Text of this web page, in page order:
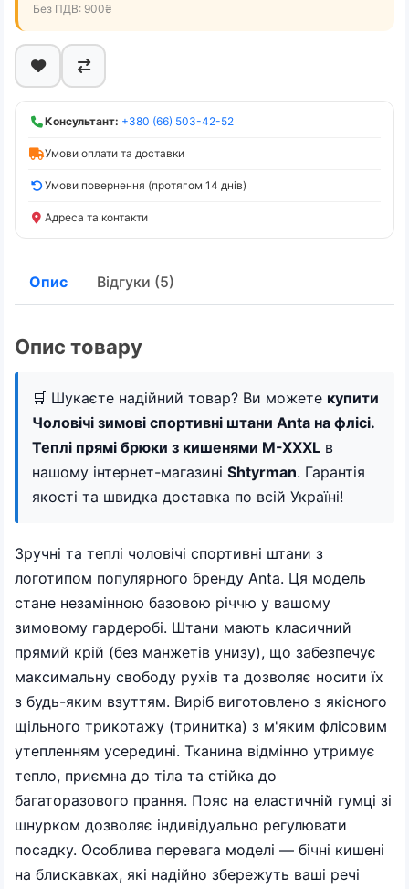
Без ПДВ: 900₴
Консультант: +380 (66) 503-42-52
Умови оплати та доставки
Умови повернення (протягом 14 днів)
Адреса та контакти
Опис Відгуки (5)
Опис товару
🛒 Шукаєте надійний товар? Ви можете купити
Чоловічі зимові спортивні штани Anta на флісі.
Теплі прямі брюки з кишенями M-XXXL в
нашому інтернет-магазині Shtyrman. Гарантія
якості та швидка доставка по всій Україні!
Зручні та теплі чоловічі спортивні штани з
логотипом популярного бренду Anta. Ця модель
стане незамінною базовою річчю у вашому
зимовому гардеробі. Штани мають класичний
прямий крій (без манжетів унизу), що забезпечує
максимальну свободу рухів та дозволяє носити їх
з будь-яким взуттям. Виріб виготовлено з якісного
щільного трикотажу (тринитка) з м'яким флісовим
утепленням усередині. Тканина відмінно утримує
тепло, приємна до тіла та стійка до
багаторазового прання. Пояс на еластичній гумці зі
шнурком дозволяє індивідуально регулювати
посадку. Особлива перевага моделі — бічні кишені
на блискавках, які надійно збережуть ваші речі